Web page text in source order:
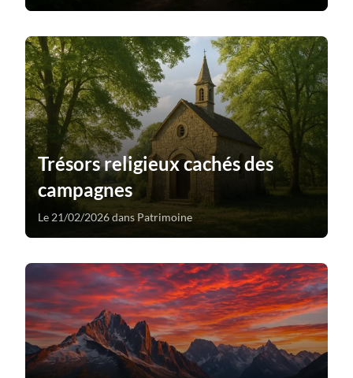
Trésors religieux cachés des
campagnes
Le 21/02/2026 dans Patrimoine